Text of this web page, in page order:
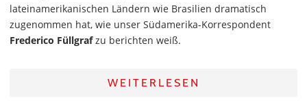
lateinamerikanischen Ländern wie Brasilien dramatisch
zugenommen hat, wie unser Südamerika-Korrespondent
Frederico Füllgrafzu berichten weiß.
WEITERLESEN